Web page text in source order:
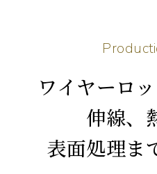
Producti
ワイヤーロ
伸線、
表面処理ま